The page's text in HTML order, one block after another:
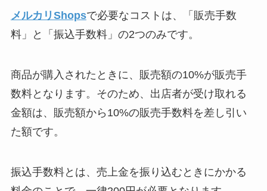
メルカリShopsで必要なコストは、「販売手数
料」と「振込手数料」の2つのみです。
商品が購入されたときに、販売額の10%が販売手
数料となります。そのため、出店者が受け取れる
金額は、販売額から10%の販売手数料を差し引い
た額です。
振込手数料とは、売上金を振り込むときにかかる